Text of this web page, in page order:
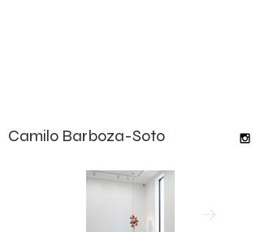
Camilo Barboza-Soto